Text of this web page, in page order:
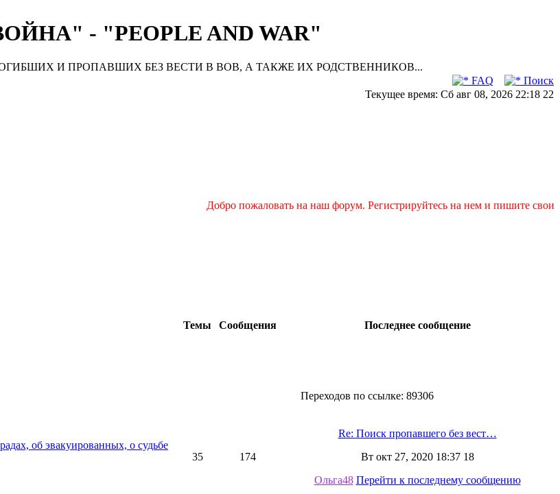
- "PEOPLE AND WAR"
И ПРОПАВШИХ БЕЗ ВЕСТИ В ВОВ, А ТАКЖЕ ИХ РОДСТВЕННИКОВ...
FAQ
Поиск
Текущее время: Сб авг 08, 2026 22:18 22
Добро пожаловать на наш форум. Регистрируйтесь на нем и пишите свои заявки
Темы Сообщения Последнее сообщение
Переходов по ссылке: 89306
об эвакуированных, о судьбе
35 174
Re: Поиск пропавшего без вест…
Вт окт 27, 2020 18:37 18
Ольга48 Перейти к последнему сообщению